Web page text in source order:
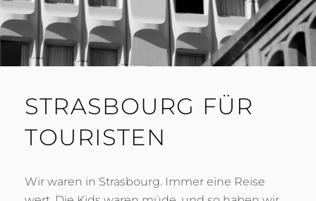
STRASBOURG FÜR
TOURISTEN
Wir waren in Strasbourg. Immer eine Reise